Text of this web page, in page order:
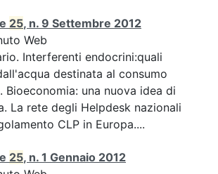
25, n. 9 Settembre 2012
Web
Interferenti endocrini:quali
destinata al consumo
Bioeconomia: una nuova idea di
La rete degli Helpdesk nazionali
CLP in Europa....
25, n. 1 Gennaio 2012